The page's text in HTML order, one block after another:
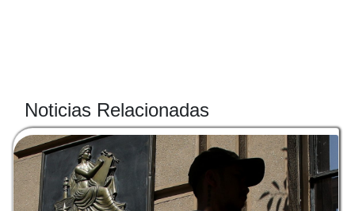
Noticias Relacionadas